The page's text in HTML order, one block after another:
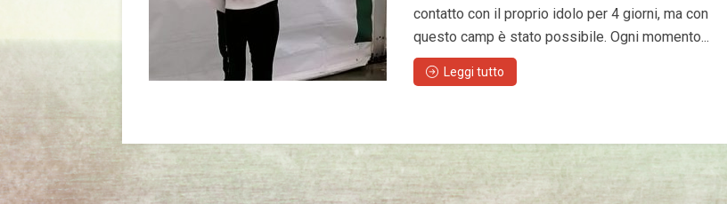
contatto con il proprio idolo per 4 giorni, ma con
questo camp è stato possibile. Ogni momento...
Leggi tutto